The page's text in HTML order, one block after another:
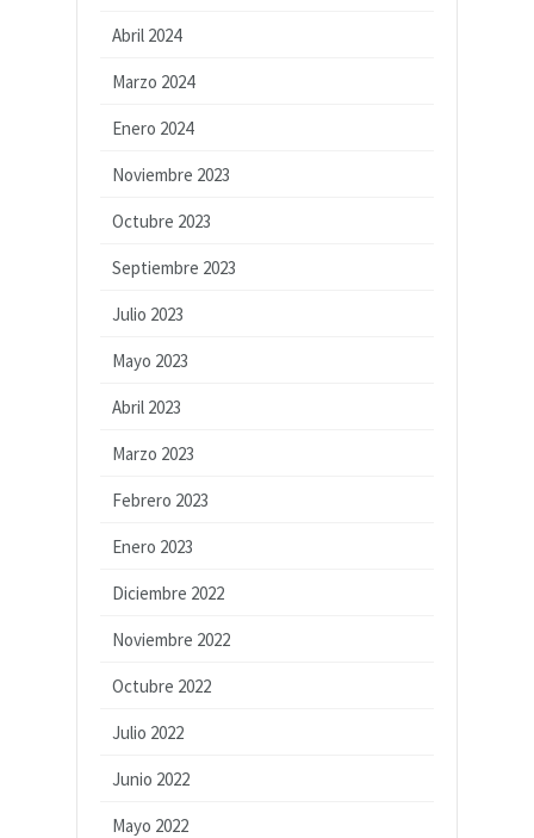
Abril 2024
Marzo 2024
Enero 2024
Noviembre 2023
Octubre 2023
Septiembre 2023
Julio 2023
Mayo 2023
Abril 2023
Marzo 2023
Febrero 2023
Enero 2023
Diciembre 2022
Noviembre 2022
Octubre 2022
Julio 2022
Junio 2022
Mayo 2022